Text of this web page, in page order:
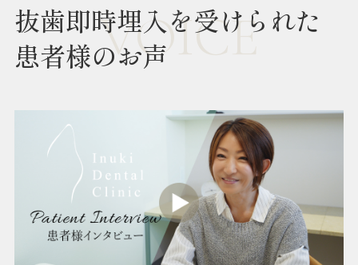
VOICE
抜歯即時埋入を受けられた
患者様のお声